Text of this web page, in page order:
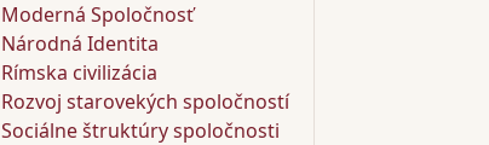
Moderná Spoločnosť
Národná Identita
Rímska civilizácia
Rozvoj starovekých spoločností
Sociálne štruktúry spoločnosti